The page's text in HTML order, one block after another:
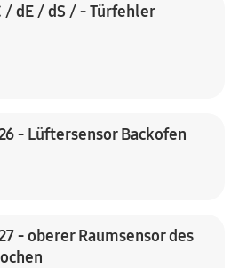
dE / dS / - Türfehler
- Lüftersensor Backofen
- oberer Raumsensor des